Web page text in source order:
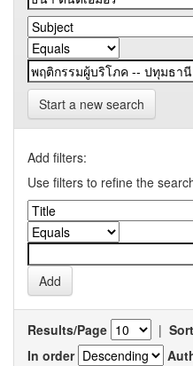
Start a new search
Add filters:
Use filters to refine the
Results/Page |
In order